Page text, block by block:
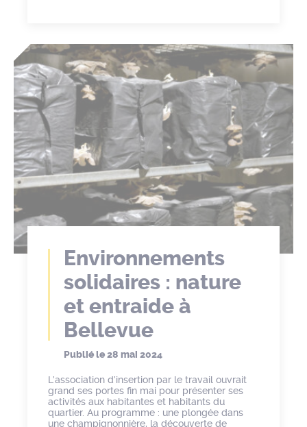
Environnements
solidaires : nature
et entraide à
Bellevue
Publié le28 mai 2024
L’association d’insertion par le travail ouvrait
grand ses portes fin mai pour présenter ses
activités aux habitantes et habitants du
quartier. Au programme : une plongée dans
une champignonnière, la découverte de